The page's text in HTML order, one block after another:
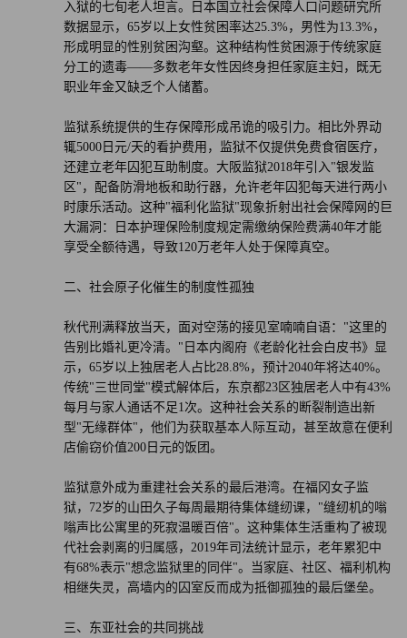
入狱的七旬老人坦言。日本国立社会保障人口问题研究所
数据显示，65岁以上女性贫困率达25.3%，男性为13.3%，
形成明显的性别贫困沟壑。这种结构性贫困源于传统家庭
分工的遗毒——多数老年女性因终身担任家庭主妇，既无
职业年金又缺乏个人储蓄。
监狱系统提供的生存保障形成吊诡的吸引力。相比外界动
辄5000日元/天的看护费用，监狱不仅提供免费食宿医疗，
还建立老年囚犯互助制度。大阪监狱2018年引入"银发监
区"，配备防滑地板和助行器，允许老年囚犯每天进行两小
时康乐活动。这种"福利化监狱"现象折射出社会保障网的巨
大漏洞：日本护理保险制度规定需缴纳保险费满40年才能
享受全额待遇，导致120万老年人处于保障真空。
二、社会原子化催生的制度性孤独
秋代刑满释放当天，面对空荡的接见室喃喃自语："这里的
告别比婚礼更冷清。"日本内阁府《老龄化社会白皮书》显
示，65岁以上独居老人占比28.8%，预计2040年将达40%。
传统"三世同堂"模式解体后，东京都23区独居老人中有43%
每月与家人通话不足1次。这种社会关系的断裂制造出新
型"无缘群体"，他们为获取基本人际互动，甚至故意在便利
店偷窃价值200日元的饭团。
监狱意外成为重建社会关系的最后港湾。在福冈女子监
狱，72岁的山田久子每周最期待集体缝纫课，"缝纫机的嗡
嗡声比公寓里的死寂温暖百倍"。这种集体生活重构了被现
代社会剥离的归属感，2019年司法统计显示，老年累犯中
有68%表示"想念监狱里的同伴"。当家庭、社区、福利机构
相继失灵，高墙内的囚室反而成为抵御孤独的最后堡垒。
三、东亚社会的共同挑战